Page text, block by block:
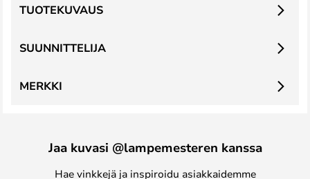
TUOTEKUVAUS
SUUNNITTELIJA
MERKKI
Jaa kuvasi @lampemesteren kanssa
Hae vinkkejä ja inspiroidu asiakkaidemme